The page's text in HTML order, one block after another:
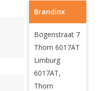
Brandinx
Bogenstraat 7
Thorn 6017AT
Limburg
6017AT,
Thorn